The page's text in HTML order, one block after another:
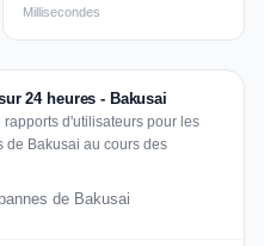
Millisecondes
24 heures - Bakusai
d'utilisateurs pour les
de Bakusai au cours des
de Bakusai